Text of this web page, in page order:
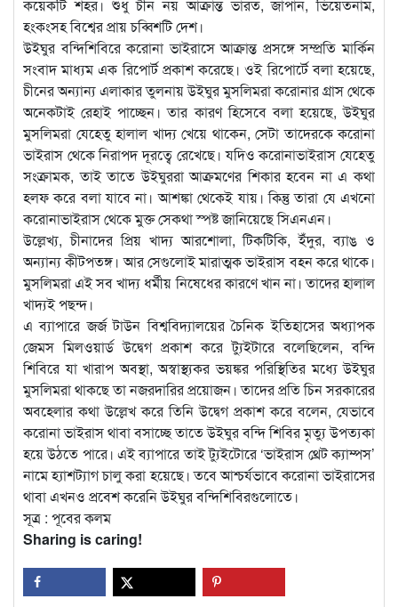
কয়েকটি শহর। শুধু চীন নয় আক্রান্ত ভারত, জাপান, ভিয়েতনাম,
হংকংসহ বিশ্বের প্রায় চব্বিশটি দেশ।
উইঘুর বন্দিশিবিরে করোনা ভাইরাসে আক্রান্ত প্রসঙ্গে সম্প্রতি মার্কিন
সংবাদ মাধ্যম এক রিপোর্ট প্রকাশ করেছে। ওই রিপোর্টে বলা হয়েছে,
চীনের অন্যান্য এলাকার তুলনায় উইঘুর মুসলিমরা করোনার গ্রাস থেকে
অনেকটাই রেহাই পাচ্ছেন। তার কারণ হিসেবে বলা হয়েছে, উইঘুর
মুসলিমরা যেহেতু হালাল খাদ্য খেয়ে থাকেন, সেটা তাদেরকে করোনা
ভাইরাস থেকে নিরাপদ দূরত্বে রেখেছে। যদিও করোনাভাইরাস যেহেতু
সংক্রামক, তাই তাতে উইঘুররা আক্রমণের শিকার হবেন না এ কথা
হলফ করে বলা যাবে না। আশঙ্কা থেকেই যায়। কিন্তু তারা যে এখনো
করোনাভাইরাস থেকে মুক্ত সেকথা স্পষ্ট জানিয়েছে সিএনএন।
উল্লেখ্য, চীনাদের প্রিয় খাদ্য আরশোলা, টিকটিকি, ইঁদুর, ব্যাঙ ও
অন্যান্য কীটপতঙ্গ। আর সেগুলোই মারাত্মক ভাইরাস বহন করে থাকে।
মুসলিমরা এই সব খাদ্য ধর্মীয় নিষেধের কারণে খান না। তাদের হালাল
খাদ্যই পছন্দ।
এ ব্যাপারে জর্জ টাউন বিশ্ববিদ্যালয়ের চৈনিক ইতিহাসের অধ্যাপক
জেমস মিলওয়ার্ড উদ্বেগ প্রকাশ করে ট্যুইটারে বলেছিলেন, বন্দি
শিবিরে যা খারাপ অবস্থা, অস্বাস্থ্যকর ভয়ঙ্কর পরিস্থিতির মধ্যে উইঘুর
মুসলিমরা থাকছে তা নজরদারির প্রয়োজন। তাদের প্রতি চিন সরকারের
অবহেলার কথা উল্লেখ করে তিনি উদ্বেগ প্রকাশ করে বলেন, যেভাবে
করোনা ভাইরাস থাবা বসাচ্ছে তাতে উইঘুর বন্দি শিবির মৃত্যু উপত্যকা
হয়ে উঠতে পারে। এই ব্যাপারে তাই ট্যুইটোরে ‘ভাইরাস থ্রেট ক্যাম্পস’
নামে হ্যাশট্যাগ চালু করা হয়েছে। তবে আশ্চর্যভাবে করোনা ভাইরাসের
থাবা এখনও প্রবেশ করেনি উইঘুর বন্দিশিবিরগুলোতে।
সূত্র : পূবের কলম
Sharing is caring!